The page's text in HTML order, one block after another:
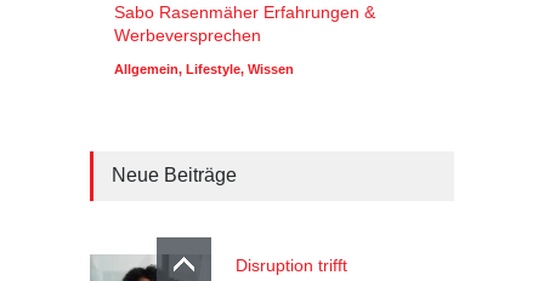
Sabo Rasenmäher Erfahrungen &
Werbeversprechen
Allgemein, Lifestyle, Wissen
Neue Beiträge
Disruption trifft